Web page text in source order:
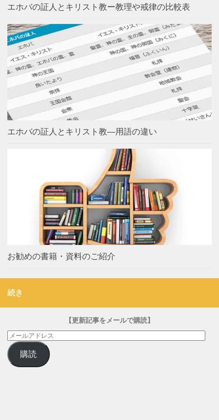
エホバの証人とキリスト教ー教理や戒律の比較表
エホバの証人とキリスト教―用語の違い
お勧めの書籍・資料のご紹介
続き
【更新記事をメールで購読】
メ
ー
ル
購読